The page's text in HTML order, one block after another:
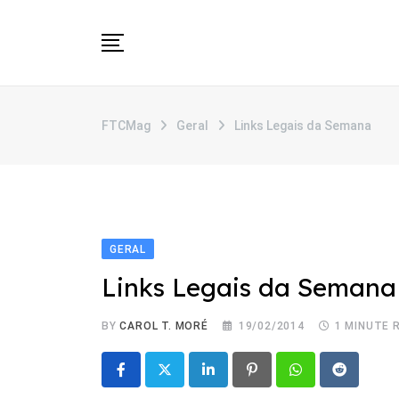
CATEGORIAS
FTCMag Geral Links Legais da Semana
GERAL
Links Legais da Semana
BYCAROL T. MORÉ 19/02/2014 1 MINUTE
LinkedIn PinterestWhatsappReddit